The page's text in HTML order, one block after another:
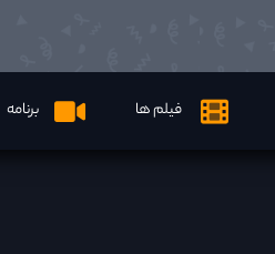
فیلم ها برنامه